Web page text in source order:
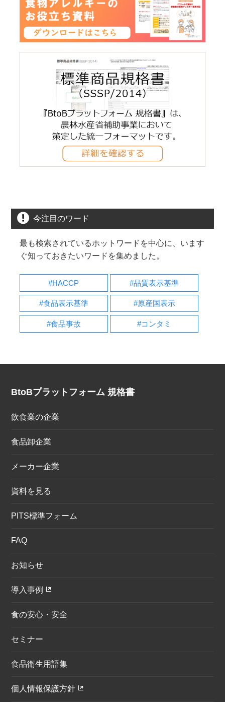
今注目のワード
最も検索されているホットワードを中心に、います
ぐ知っておきたいワードを集めました。
#HACCP #品質表示基準
#食品表示基準 #原産国表示
#食品事故 #コンタミ
BtoBプラットフォーム 規格書
飲食業の企業
食品卸企業
メーカー企業
資料を見る
PITS標準フォーム
FAQ
お知らせ
導入事例
食の安心・安全
セミナー
食品衛生用語集
個人情報保護方針